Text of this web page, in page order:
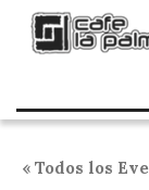
Café la Palma
Programando
« Todos los